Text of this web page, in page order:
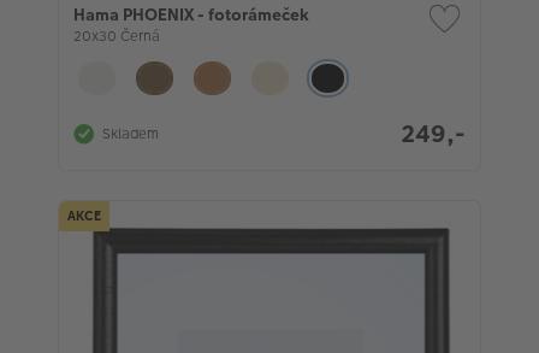
Hama PHOENIX - fotorámeček
20x30 Černá
Skladem 249,-
AKCE